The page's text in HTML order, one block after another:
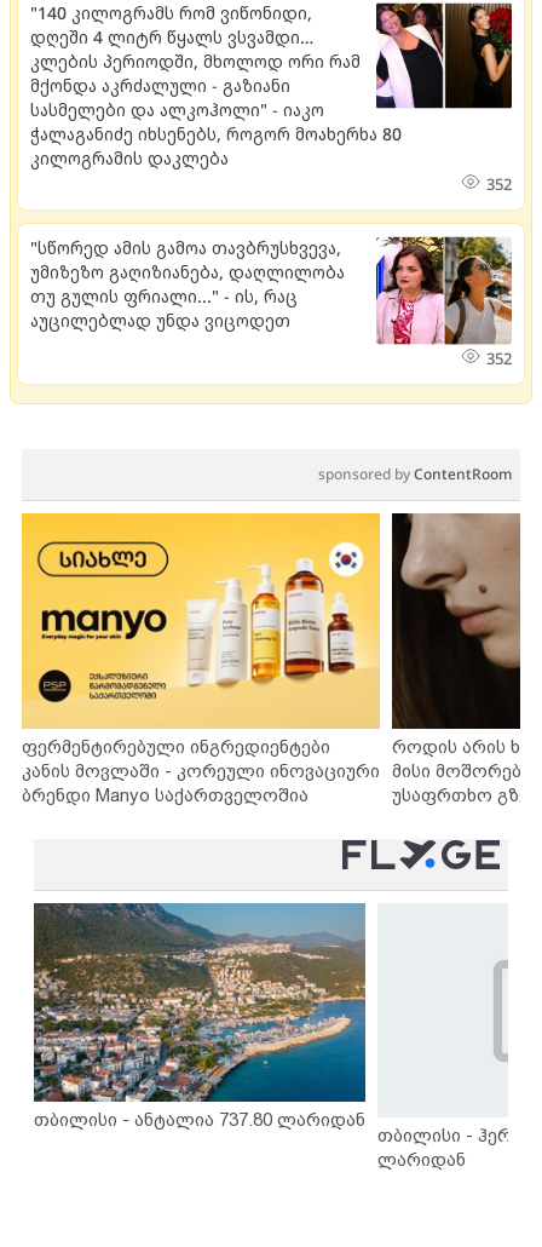
"140 კილოგრამს რომ ვიწონიდი,
დღეში 4 ლიტრ წყალს ვსვამდი…
კლების პერიოდში, მხოლოდ ორი რამ
მქონდა აკრძალული - გაზიანი
სასმელები და ალკოჰოლი" - იაკო
ჭალაგანიძე იხსენებს, როგორ მოახერხა 80
კილოგრამის დაკლება
352
"სწორედ ამის გამოა თავბრუსხვევა,
უმიზეზო გაღიზიანება, დაღლილობა
თუ გულის ფრიალი..." - ის, რაც
აუცილებლად უნდა ვიცოდეთ
352
sponsored byContentRoom
ფერმენტირებული ინგრედიენტები
კანის მოვლაში - კორეული ინოვაციური
ბრენდი Manyo საქართველოშია
როდის არის
მისი
უსაფრთხო
თბილისი - ანტალია 737.80 ლარიდან
თბილისი -
ლარიდან